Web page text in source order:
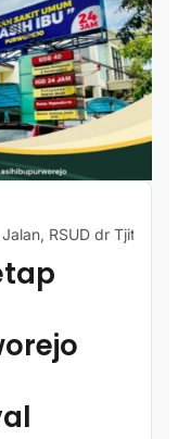
RSUD dr